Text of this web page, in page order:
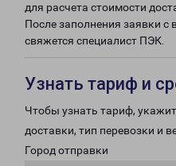
для расчета стоимости
После заполнения заявки с
свяжется специалист ПЭК.
Узнать тариф и
Чтобы узнать тариф,
доставки, тип перевозки и
Город отправки